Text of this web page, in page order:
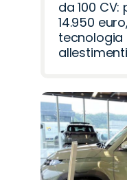
da 100
14.950
tecnologia